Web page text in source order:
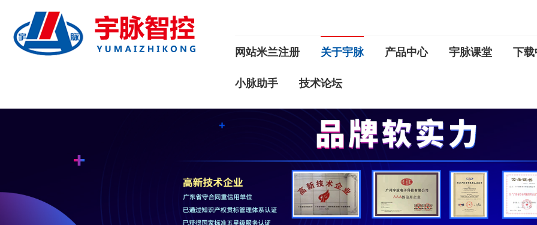
网站米兰注册 关于宇脉 产品中心 宇脉课堂 下载
小脉助手 技术论坛